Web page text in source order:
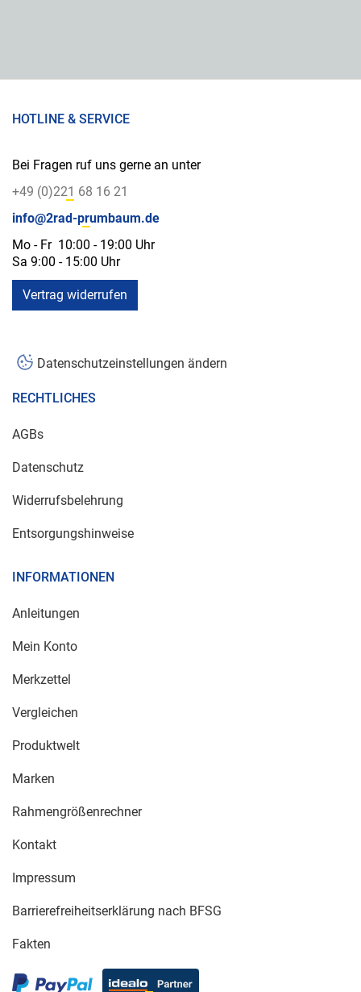
HOTLINE & SERVICE
Bei Fragen ruf uns gerne an unter
+49 (0)221 68 16 21
info@2rad-prumbaum.de
Mo - Fr 10:00 - 19:00 Uhr
Sa 9:00 - 15:00 Uhr
Vertrag widerrufen
Datenschutzeinstellungen ändern
RECHTLICHES
AGBs
Datenschutz
Widerrufsbelehrung
Entsorgungshinweise
INFORMATIONEN
Anleitungen
Mein Konto
Merkzettel
Vergleichen
Produktwelt
Marken
Rahmengrößenrechner
Kontakt
Impressum
Barrierefreiheitserklärung nach BFSG
Fakten